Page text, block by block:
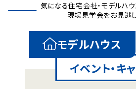
気になる住宅会社・モデルハ
現場見学会をお見逃し
モデルハウス
イベント・キ